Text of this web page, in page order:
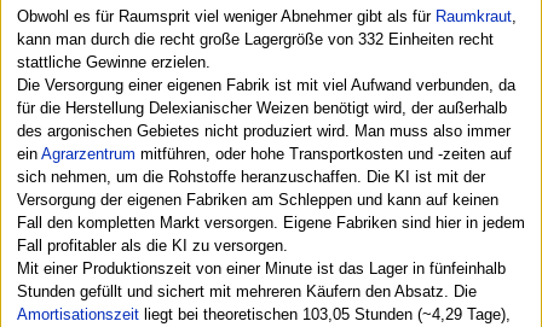
Obwohl es für Raumsprit viel weniger Abnehmer gibt als für Raumkraut,
kann man durch die recht große Lagergröße von 332 Einheiten recht
stattliche Gewinne erzielen.
Die Versorgung einer eigenen Fabrik ist mit viel Aufwand verbunden, da
für die Herstellung Delexianischer Weizen benötigt wird, der außerhalb
des argonischen Gebietes nicht produziert wird. Man muss also immer
ein Agrarzentrum mitführen, oder hohe Transportkosten und -zeiten auf
sich nehmen, um die Rohstoffe heranzuschaffen. Die KI ist mit der
Versorgung der eigenen Fabriken am Schleppen und kann auf keinen
Fall den kompletten Markt versorgen. Eigene Fabriken sind hier in jedem
Fall profitabler als die KI zu versorgen.
Mit einer Produktionszeit von einer Minute ist das Lager in fünfeinhalb
Stunden gefüllt und sichert mit mehreren Käufern den Absatz. Die
Amortisationszeitliegt bei theoretischen 103,05 Stunden (~4,29 Tage),